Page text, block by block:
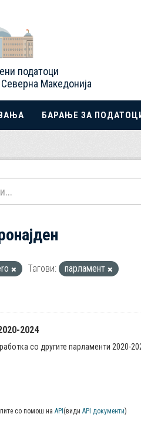
податоци
Македонија
БАРАЊЕ ЗА
Тагови:
парламент
2024
со другите парламенти 2020-
со помош на API (види API документи)